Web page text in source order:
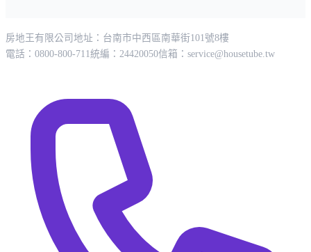
房地王有限公司 地址：台南市中西區南華街101號8樓
電話：0800-800-711統編：24420050信箱： service@housetube.tw